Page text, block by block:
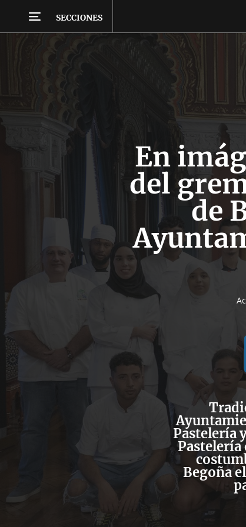
SECCIONES
En
del
de
Pastelería
Pastelería
Begoña